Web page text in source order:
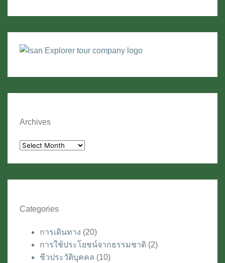
14)
Archives
Archives
Categories
การเดินทาง (20)
การใช้ประโยชน์จากธรรมชาติ (2)
ชีวประวัติบุคคล (10)